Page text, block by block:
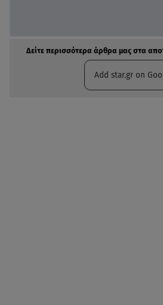
Δείτε περισσότερα άρθρα μας στα
Add star.gr on